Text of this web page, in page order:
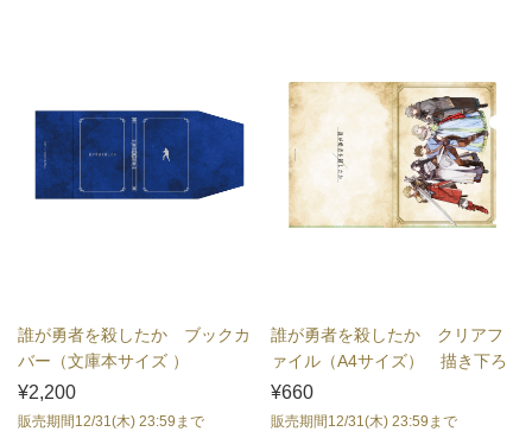
誰が勇者を殺したか ブックカ
バー（文庫本サイズ ）
（BLUE）
¥2,200
販売期間12/31(木) 23:59まで
誰が勇者を殺したか クリアフ
ァイル（A4サイズ） 描き下ろ
しイラスト
¥660
販売期間12/31(木) 23:59まで